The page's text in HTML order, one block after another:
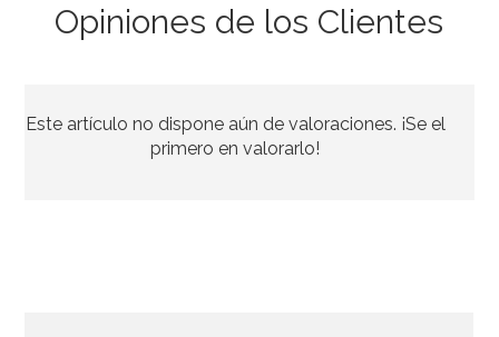
3,95€
Opiniones de los Clientes
Este artículo no dispone aún de valoraciones. ¡Se el
primero en valorarlo!